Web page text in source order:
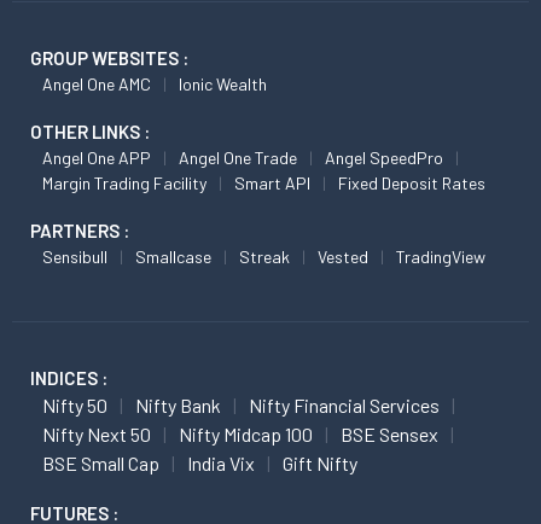
GROUP WEBSITES :
Angel One AMC Ionic Wealth
OTHER LINKS :
Angel One APP Angel One Trade
Angel SpeedPro
Margin Trading Facility
Smart API Fixed Deposit Rates
PARTNERS :
Sensibull Smallcase Streak Vested TradingView
INDICES :
Nifty 50 Nifty Bank
Nifty Financial Services
Nifty Next 50
Nifty Midcap 100
BSE Sensex
BSE Small Cap
India Vix Gift Nifty
FUTURES :